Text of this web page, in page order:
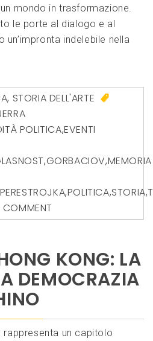
mondo in trasformazione.
le porte al dialogo e al
indelebile nella
, STORIA DELL'ARTE
POLITICA,EVENTI
,GORBACIOV,MEMORIA
PERESTROJKA,POLITICA,STORIA,
COMMENT
KONG: LA
DEMOCRAZIA
rappresenta un capitolo